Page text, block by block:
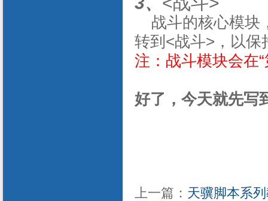
战斗的核心模块
转到<战斗>，以保
注：战斗模块会在
好了，今天就先写
上一篇： 天骥脚本系